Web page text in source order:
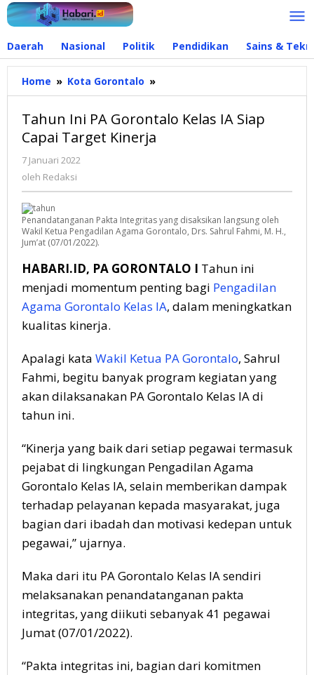
Lewati
ke
Daerah Nasional Politik Pendidikan Sains &
Home » Kota Gorontalo »
Ini
PA
Gorontalo
Kinerja
Tahun Ini PA Gorontalo Kelas IA Siap
Capai Target Kinerja
7 Januari 2022
oleh Redaksi
Penandatanganan Pakta Integritas yang disaksikan langsung oleh
Wakil Ketua Pengadilan Agama Gorontalo, Drs. Sahrul Fahmi, M. H.,
Jum’at (07/01/2022).
HABARI.ID, PA GORONTALO I Tahun ini
menjadi momentum penting bagi Pengadilan
Agama Gorontalo Kelas IA, dalam meningkatkan
kualitas kinerja.
Apalagi kata Wakil Ketua PA Gorontalo, Sahrul
Fahmi, begitu banyak program kegiatan yang
akan dilaksanakan PA Gorontalo Kelas IA di
tahun ini.
“Kinerja yang baik dari setiap pegawai termasuk
pejabat di lingkungan Pengadilan Agama
Gorontalo Kelas IA, selain memberikan dampak
terhadap pelayanan kepada masyarakat, juga
bagian dari ibadah dan motivasi kedepan untuk
pegawai,” ujarnya.
Maka dari itu PA Gorontalo Kelas IA sendiri
melaksanakan penandatanganan pakta
integritas, yang diikuti sebanyak 41 pegawai
Jumat (07/01/2022).
“Pakta integritas ini, bagian dari komitmen